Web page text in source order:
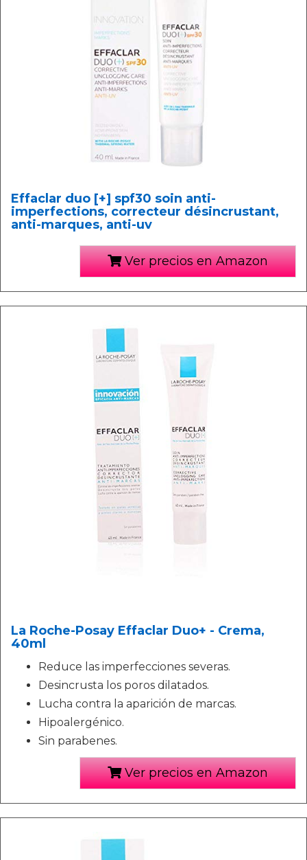
Effaclar duo [+] spf30 soin anti-
imperfections, correcteur désincrustant,
anti-marques, anti-uv
Ver precios en Amazon
La Roche-Posay Effaclar Duo+ - Crema,
40ml
Reduce las imperfecciones severas.
Desincrusta los poros dilatados.
Lucha contra la aparición de marcas.
Hipoalergénico.
Sin parabenes.
Ver precios en Amazon